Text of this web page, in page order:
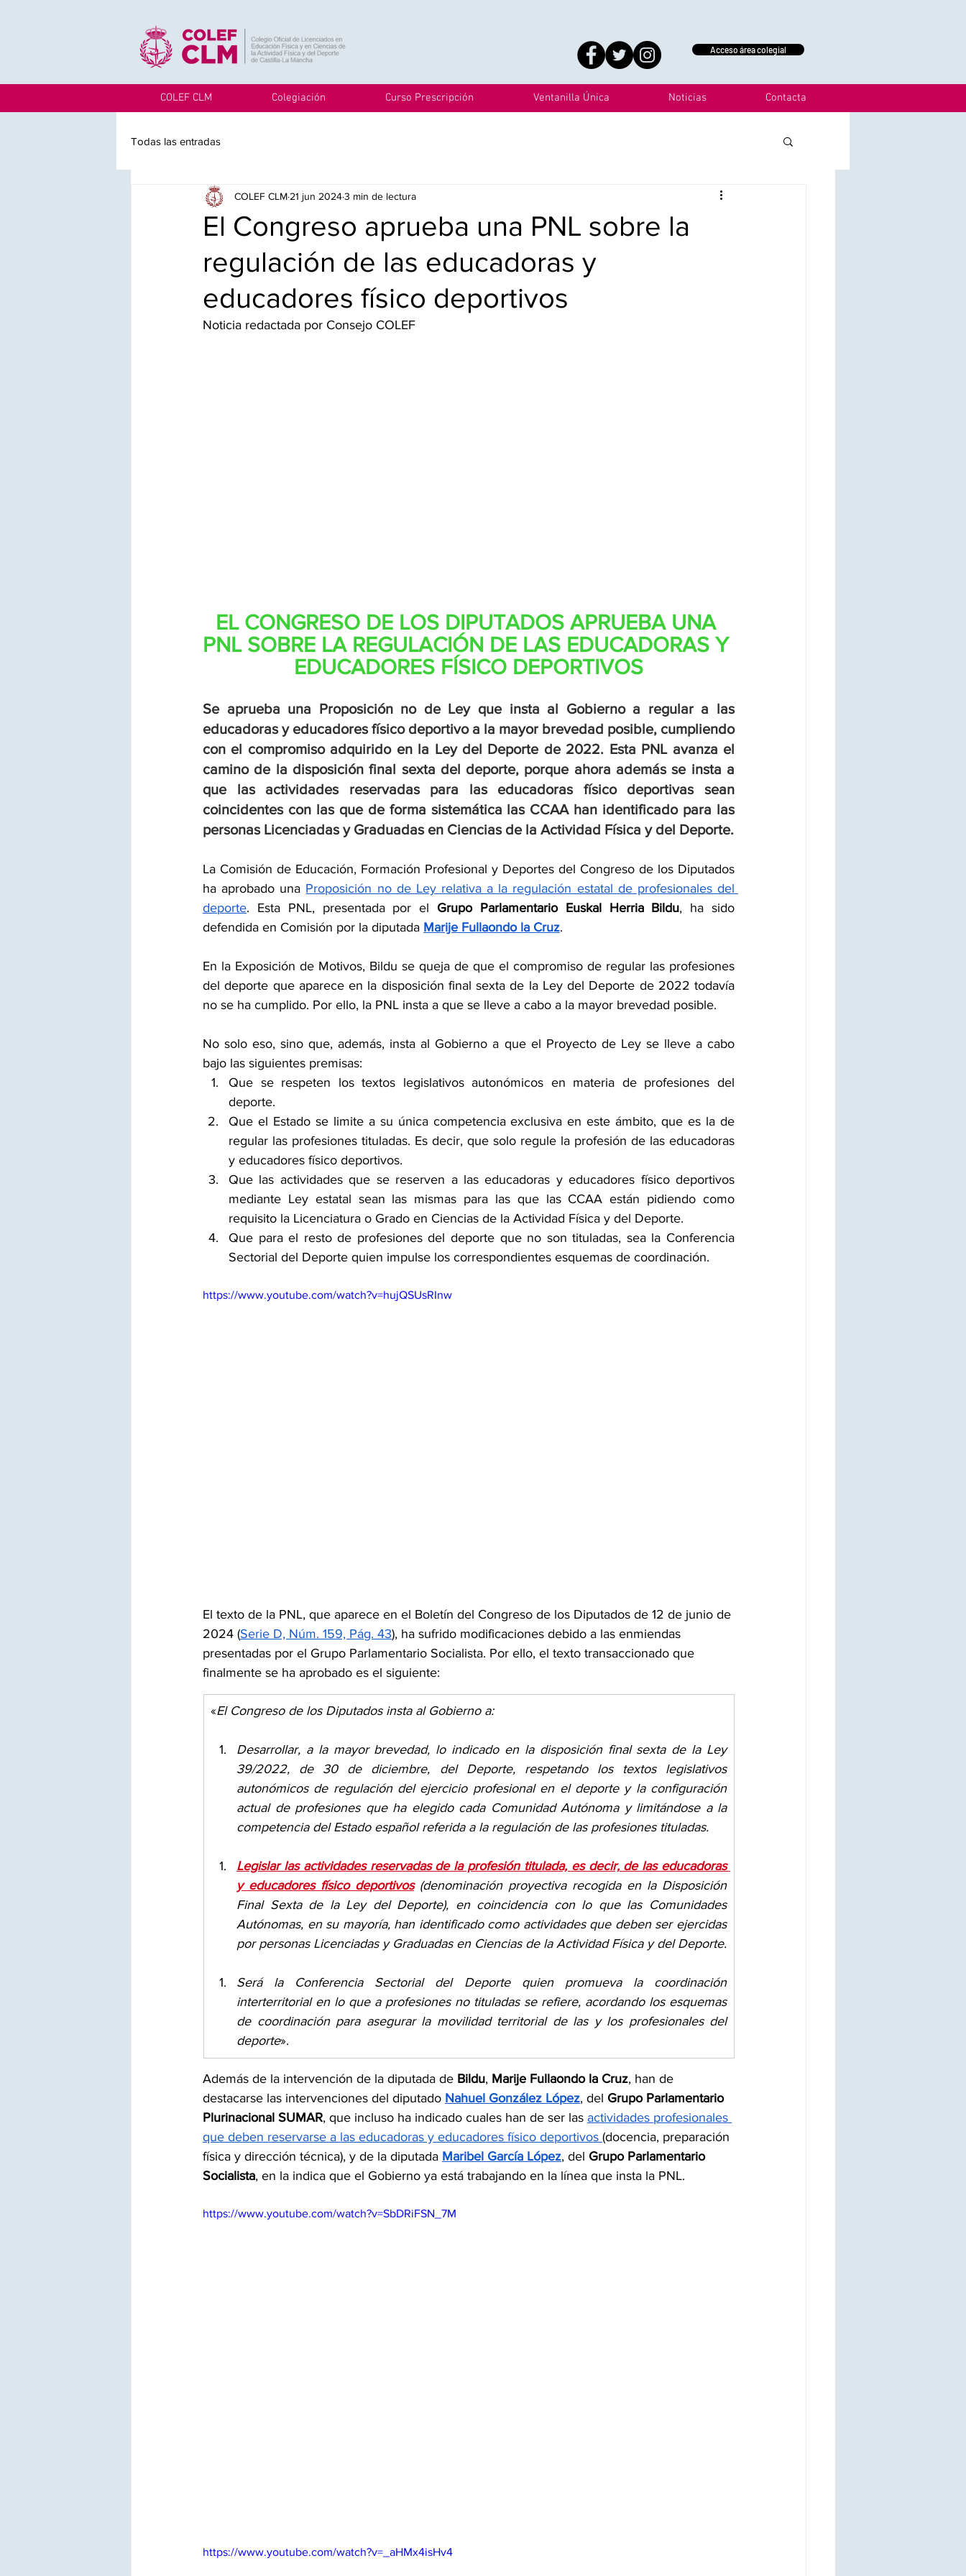
Acceso área colegial
COLEF CLM Colegiación Curso Prescripción Ventanilla Única Noticias Contacta
Todas las entradas
El Congreso aprueba una PNL sobre la
regulación de las educadoras y
educadores físico deportivos
COLEF CLM 21 jun 20243 min de lectura
Noticia redactada por Consejo COLEF
EL CONGRESO DE LOS DIPUTADOS APRUEBA UNA
PNL SOBRE LA REGULACIÓN DE LAS EDUCADORAS Y
EDUCADORES FÍSICO DEPORTIVOS
Se aprueba una Proposición no de Ley que insta al Gobierno a regular a las
educadoras y educadores físico deportivo a la mayor brevedad posible, cumpliendo
con el compromiso adquirido en la Ley del Deporte de 2022. Esta PNL avanza el
camino de la disposición final sexta del deporte, porque ahora además se insta a
que las actividades reservadas para las educadoras físico deportivas sean
coincidentes con las que de forma sistemática las CCAA han identificado para las
personas Licenciadas y Graduadas en Ciencias de la Actividad Física y del Deporte.
La Comisión de Educación, Formación Profesional y Deportes del Congreso de los Diputados
ha aprobado una Proposición no de Ley relativa a la regulación estatal de profesionales del
deporte. Esta PNL, presentada por el Grupo Parlamentario Euskal Herria Bildu, ha sido
defendida en Comisión por la diputada Marije Fullaondo la Cruz.
En la Exposición de Motivos, Bildu se queja de que el compromiso de regular las profesiones
del deporte que aparece en la disposición final sexta de la Ley del Deporte de 2022 todavía
no se ha cumplido. Por ello, la PNL insta a que se lleve a cabo a la mayor brevedad posible.
No solo eso, sino que, además, insta al Gobierno a que el Proyecto de Ley se lleve a cabo
bajo las siguientes premisas:
Que se respeten los textos legislativos autonómicos en materia de profesiones del
deporte.
Que el Estado se limite a su única competencia exclusiva en este ámbito, que es la de
regular las profesiones tituladas. Es decir, que solo regule la profesión de las educadoras
y educadores físico deportivos.
Que las actividades que se reserven a las educadoras y educadores físico deportivos
mediante Ley estatal sean las mismas para las que las CCAA están pidiendo como
requisito la Licenciatura o Grado en Ciencias de la Actividad Física y del Deporte.
Que para el resto de profesiones del deporte que no son tituladas, sea la Conferencia
Sectorial del Deporte quien impulse los correspondientes esquemas de coordinación.
https://www.youtube.com/watch?v=hujQSUsRInw
El texto de la PNL, que aparece en el Boletín del Congreso de los Diputados de 12 de junio de
2024 (Serie D, Núm. 159, Pág. 43), ha sufrido modificaciones debido a las enmiendas
presentadas por el Grupo Parlamentario Socialista. Por ello, el texto transaccionado que
finalmente se ha aprobado es el siguiente:
«El Congreso de los Diputados insta al Gobierno a:
Desarrollar, a la mayor brevedad, lo indicado en la disposición final sexta de la Ley
39/2022, de 30 de diciembre, del Deporte, respetando los textos legislativos
autonómicos de regulación del ejercicio profesional en el deporte y la configuración
actual de profesiones que ha elegido cada Comunidad Autónoma y limitándose a la
competencia del Estado español referida a la regulación de las profesiones tituladas.
Legislar las actividades reservadas de la profesión titulada, es decir, de las educadoras
y educadores físico deportivos (denominación proyectiva recogida en la Disposición
Final Sexta de la Ley del Deporte), en coincidencia con lo que las Comunidades
Autónomas, en su mayoría, han identificado como actividades que deben ser ejercidas
por personas Licenciadas y Graduadas en Ciencias de la Actividad Física y del Deporte.
Será la Conferencia Sectorial del Deporte quien promueva la coordinación
interterritorial en lo que a profesiones no tituladas se refiere, acordando los esquemas
de coordinación para asegurar la movilidad territorial de las y los profesionales del
deporte».
Además de la intervención de la diputada de Bildu, Marije Fullaondo la Cruz, han de
destacarse las intervenciones del diputado Nahuel González López, del Grupo Parlamentario
Plurinacional SUMAR, que incluso ha indicado cuales han de ser las actividades profesionales
que deben reservarse a las educadoras y educadores físico deportivos (docencia, preparación
física y dirección técnica), y de la diputada Maribel García López, del Grupo Parlamentario
Socialista, en la indica que el Gobierno ya está trabajando en la línea que insta la PNL.
https://www.youtube.com/watch?v=SbDRiFSN_7M
https://www.youtube.com/watch?v=_aHMx4isHv4